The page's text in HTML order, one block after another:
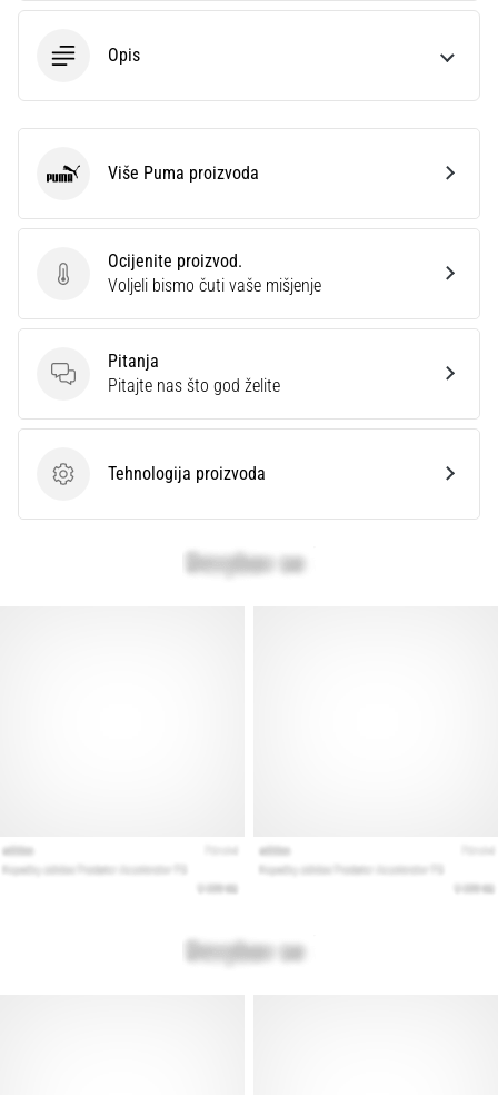
Opis
Ocijenite proizvod.
Ocijenite proizvod.
Voljeli bismo čuti vaše mišjenje
Pitanja
Pitanja
Pitajte nas što god želite
Tehnologija proizvoda
Tehnologija proizvoda
Puma Više Puma proizvoda